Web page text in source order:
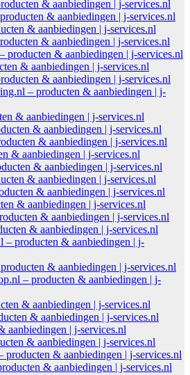
& aanbiedingen | j-services.nl
& aanbiedingen | j-services.nl
& aanbiedingen | j-services.nl
& aanbiedingen | j-services.nl
producten & aanbiedingen | j-services.nl
& aanbiedingen | j-services.nl
& aanbiedingen | j-services.nl
– producten & aanbiedingen | j-
& aanbiedingen | j-services.nl
& aanbiedingen | j-services.nl
& aanbiedingen | j-services.nl
& aanbiedingen | j-services.nl
& aanbiedingen | j-services.nl
& aanbiedingen | j-services.nl
& aanbiedingen | j-services.nl
& aanbiedingen | j-services.nl
& aanbiedingen | j-services.nl
& aanbiedingen | j-services.nl
– producten & aanbiedingen | j-
& aanbiedingen | j-services.nl
– producten & aanbiedingen | j-
& aanbiedingen | j-services.nl
& aanbiedingen | j-services.nl
aanbiedingen | j-services.nl
& aanbiedingen | j-services.nl
producten & aanbiedingen | j-services.nl
& aanbiedingen | j-services.nl